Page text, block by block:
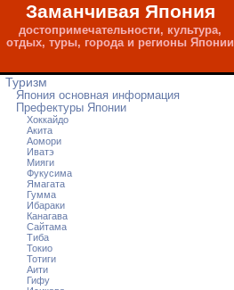
Заманчивая Япония
достопримечательности, культура,
отдых, туры, города и регионы Японии
Туризм
Япония основная информация
Префектуры Японии
Хоккайдо
Акита
Аомори
Иватэ
Мияги
Фукусима
Ямагата
Гумма
Ибараки
Канагава
Сайтама
Тибa
Токио
Тотиги
Аити
Гифу